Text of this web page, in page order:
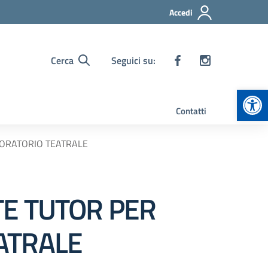
Accedi
Cerca Seguici su:
Contatti
TEATRALE
TUTOR PER